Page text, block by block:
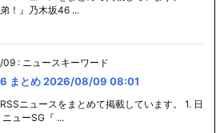
弟！』乃木坂46 ...
09 : ニュースキーワード
まとめ 2026/08/09 08:01
ニュースをまとめて掲載しています。 1. 日
ューSG『 ...